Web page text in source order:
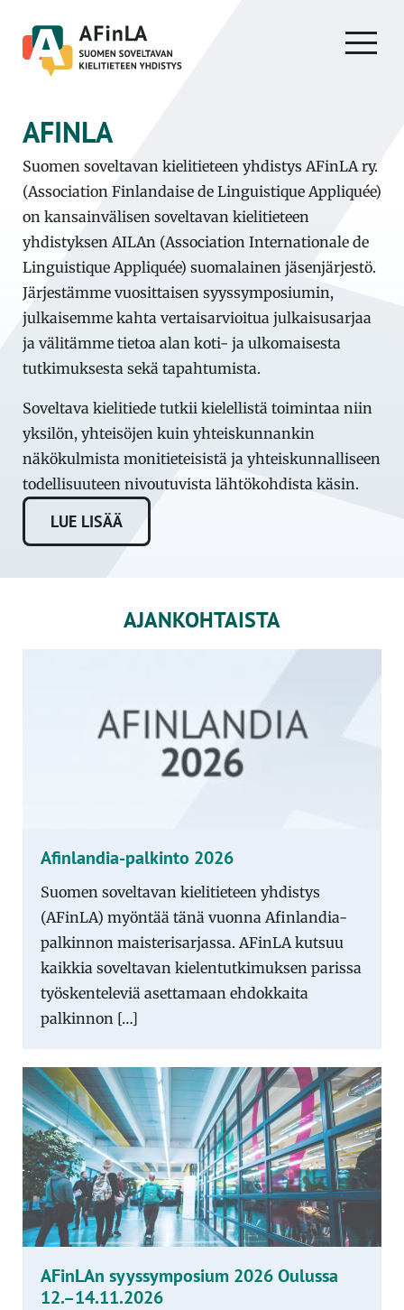
AFINLA
Suomen soveltavan kielitieteen yhdistys AFinLA ry.
(Association Finlandaise de Linguistique Appliquée)
on kansainvälisen soveltavan kielitieteen
yhdistyksen AILAn (Association Internationale de
Linguistique Appliquée) suomalainen jäsenjärjestö.
Järjestämme vuosittaisen syyssymposiumin,
julkaisemme kahta vertaisarvioitua julkaisusarjaa
ja välitämme tietoa alan koti- ja ulkomaisesta
tutkimuksesta sekä tapahtumista.
Soveltava kielitiede tutkii kielellistä toimintaa niin
yksilön, yhteisöjen kuin yhteiskunnankin
näkökulmista monitieteisistä ja yhteiskunnalliseen
todellisuuteen nivoutuvista lähtökohdista käsin.
LUE LISÄÄ
AJANKOHTAISTA
Afinlandia-palkinto 2026
Suomen soveltavan kielitieteen yhdistys
(AFinLA) myöntää tänä vuonna Afinlandia-
palkinnon maisterisarjassa. AFinLA kutsuu
kaikkia soveltavan kielentutkimuksen parissa
työskenteleviä asettamaan ehdokkaita
palkinnon […]
AFinLAn syyssymposium 2026 Oulussa
12.–14.11.2026